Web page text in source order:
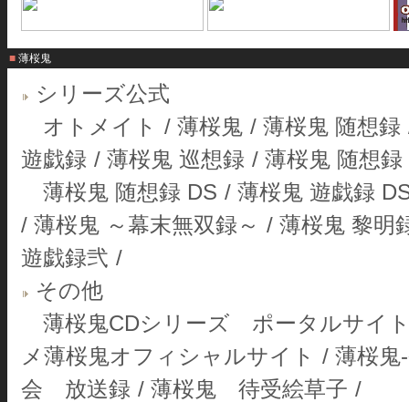
■ 薄桜鬼
シリーズ公式
オトメイト / 薄桜鬼 / 薄桜鬼 随想録
遊戯録 / 薄桜鬼 巡想録 / 薄桜鬼 随想
薄桜鬼 随想録 DS / 薄桜鬼 遊戯録
/ 薄桜鬼 ～幕末無双録～ / 薄桜鬼 黎明
遊戯録弐 /
その他
薄桜鬼CDシリーズ ポータルサイ
メ薄桜鬼オフィシャルサイト / 薄桜鬼
会 放送録 / 薄桜鬼 待受絵草子 /